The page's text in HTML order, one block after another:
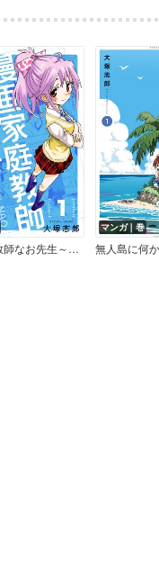
漫画家庭教師なお先生～新人漫画賞を獲るための簡単ストーリー創作法～
マンガ｜巻